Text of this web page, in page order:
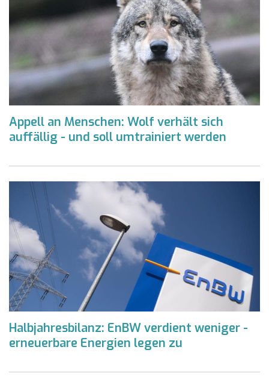
Appell an Menschen: Wolf verhält sich
auffällig - und soll umtrainiert werden
Halbjahresbilanz: EnBW verdient weniger -
erneuerbare Energien legen zu